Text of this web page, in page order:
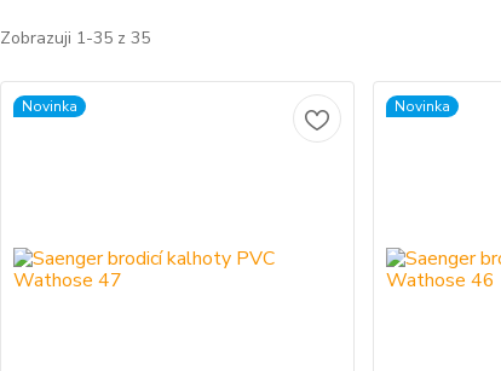
Zobrazuji 1-35 z 35
Novinka Novinka